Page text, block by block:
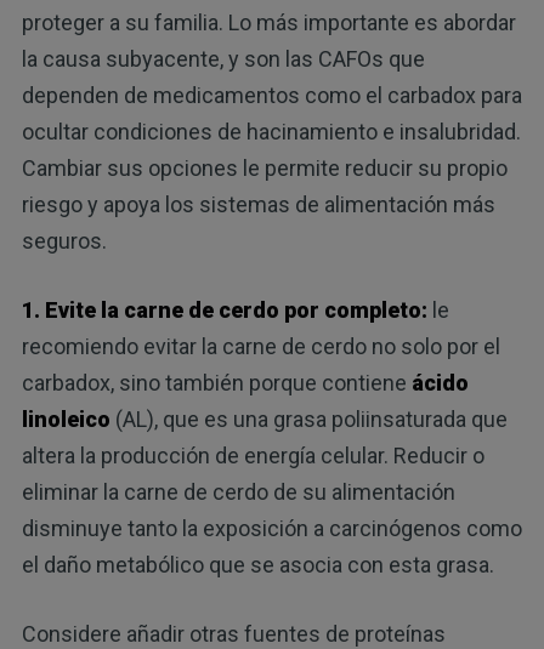
proteger a su familia. Lo más importante es abordar
la causa subyacente, y son las CAFOs que
dependen de medicamentos como el carbadox para
ocultar condiciones de hacinamiento e insalubridad.
Cambiar sus opciones le permite reducir su propio
riesgo y apoya los sistemas de alimentación más
seguros.
1. Evite la carne de cerdo por completo: le
recomiendo evitar la carne de cerdo no solo por el
carbadox, sino también porque contiene ácido
linoleico (AL), que es una grasa poliinsaturada que
altera la producción de energía celular. Reducir o
eliminar la carne de cerdo de su alimentación
disminuye tanto la exposición a carcinógenos como
el daño metabólico que se asocia con esta grasa.
Considere añadir otras fuentes de proteínas